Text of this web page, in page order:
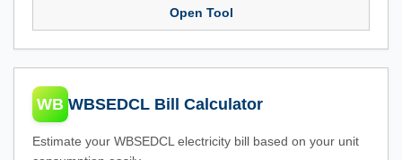
Open Tool
WB WBSEDCL Bill Calculator
Estimate your WBSEDCL electricity bill based on your unit